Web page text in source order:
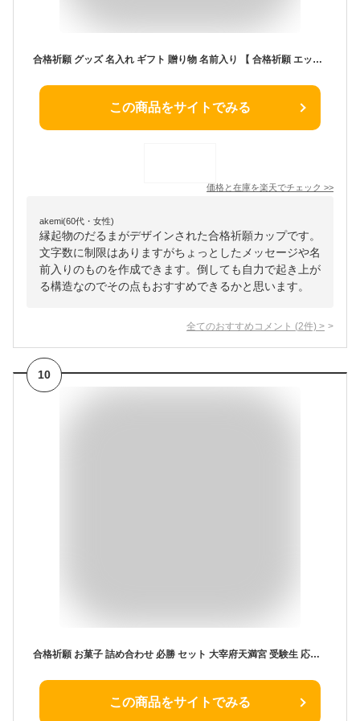
合格祈願 グッズ 名入れ ギフト 贈り物 名前入り 【 合格祈願 エッグだるま 】 文房具 事務用品 合格お守り 受験のお守り ダルマ 湯飲み タンブラー 受験 お守り 必勝 だるま コーヒーカップ 木製 天然木 木 コップ ペン立て ギフト プレゼント 実用的
この商品をサイトでみる
価格と在庫を楽天でチェック >>
akemi(60代・女性)
縁起物のだるまがデザインされた合格祈願カップです。
文字数に制限はありますがちょっとしたメッセージや名
前入りのものを作成できます。倒しても自力で起き上が
る構造なのでその点もおすすめできるかと思います。
全てのおすすめコメント (2件) >
10
合格祈願 お菓子 詰め合わせ 必勝 セット 大宰府天満宮 受験生 応援【どら焼き 4個 さくら咲く大福4個】NHKおはよう日本で紹介 グッズ お菓子 合格祝い 合格お菓子 文字いり メッセージ お守り 受験 合格祈願グッズ 受験生 プレゼント お守り かわいい お守り 祈願済
この商品をサイトでみる